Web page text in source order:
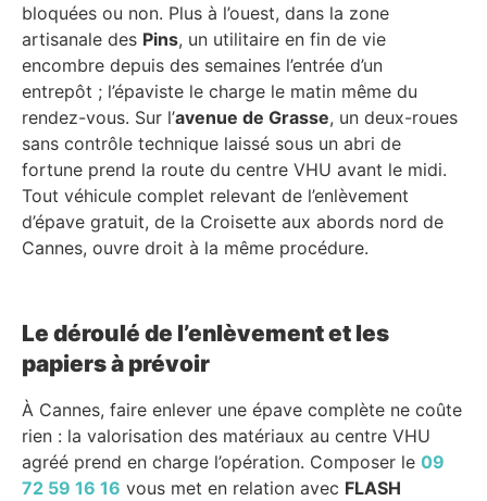
bloquées ou non. Plus à l’ouest, dans la zone
artisanale des Pins, un utilitaire en fin de vie
encombre depuis des semaines l’entrée d’un
entrepôt ; l’épaviste le charge le matin même du
rendez-vous. Sur l’avenue de Grasse, un deux-roues
sans contrôle technique laissé sous un abri de
fortune prend la route du centre VHU avant le midi.
Tout véhicule complet relevant de l’enlèvement
d’épave gratuit, de la Croisette aux abords nord de
Cannes, ouvre droit à la même procédure.
Le déroulé de l’enlèvement et les
papiers à prévoir
À Cannes, faire enlever une épave complète ne coûte
rien : la valorisation des matériaux au centre VHU
agréé prend en charge l’opération. Composer le 09
72 59 16 16 vous met en relation avec FLASH